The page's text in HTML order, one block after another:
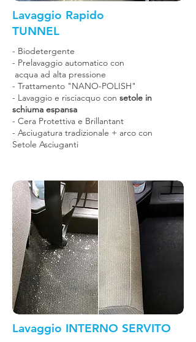
Lavaggio Rapido
TUNNEL
- Biodetergente
- Prelavaggio automatico con
acqua ad alta pressione
- Trattamento "NANO-POLISH"
- Lavaggio e risciacquo con setole in
schiuma espansa
- Cera Protettiva e Brillantant
- Asciugatura tradizionale + arco con
Setole Asciuganti
Lavaggio INTERNO SERVITO